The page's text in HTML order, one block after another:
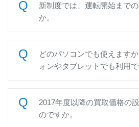
新制度では、運転開始まで
か。
どのパソコンでも使えます
ォンやタブレットでも利用
2017年度以降の買取価格の
のですか。